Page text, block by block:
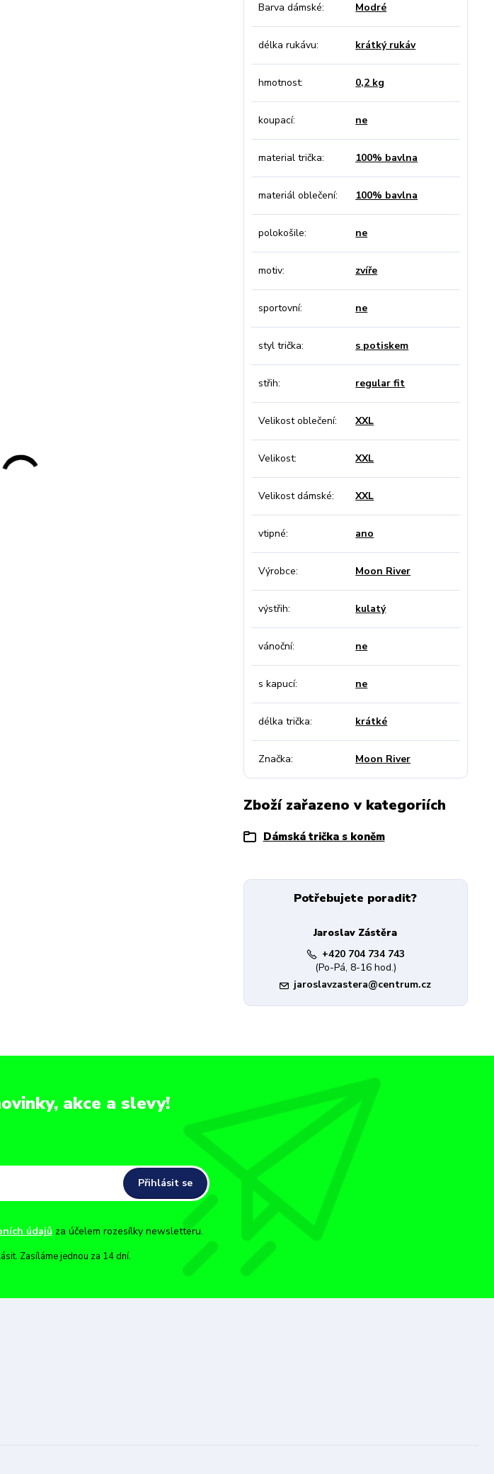
Barva dámské Modré
délka rukávu krátký rukáv
hmotnost 0,2 kg
koupací ne
material trička 100% bavlna
materiál oblečení 100% bavlna
polokošile ne
motiv zvíře
sportovní ne
styl trička s potiskem
střih regular fit
Velikost oblečení XXL
Velikost XXL
Velikost dámské XXL
vtipné ano
Výrobce Moon River
výstřih kulatý
vánoční ne
s kapucí ne
délka trička krátké
Značka Moon River
Zboží zařazeno v kategoriích
Dámská trička s koněm
Potřebujete poradit?
Jaroslav Zástěra
+420 704 734 743
(Po-Pá, 8-16 hod.)
jaroslavzastera@centrum.cz
akce a slevy!
Přihlásit se
údajůza účelem rozesílky newsletteru.
Zasíláme jednou za 14 dní.